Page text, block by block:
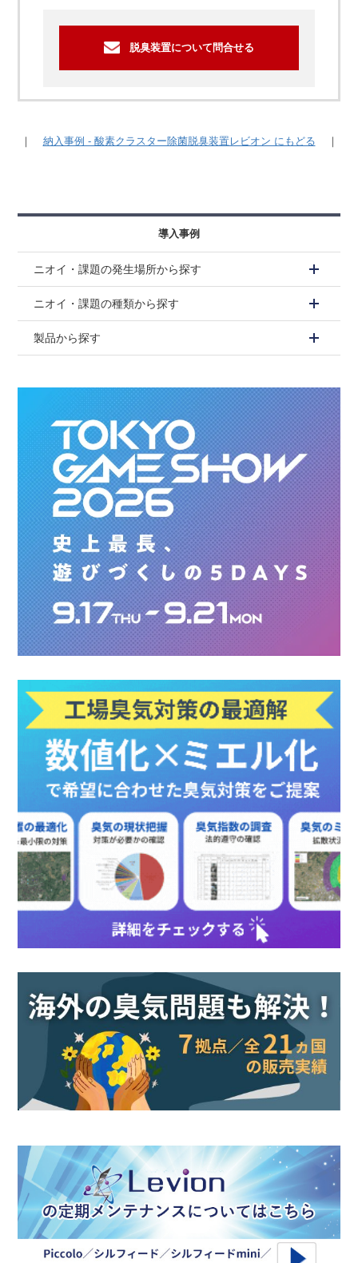
脱臭装置について問合せる
｜ 納入事例 - 酸素クラスター除菌脱臭装置レビオン にもどる ｜
導入事例
ニオイ・課題の発生場所から探す
ニオイ・課題の種類から探す
製品から探す